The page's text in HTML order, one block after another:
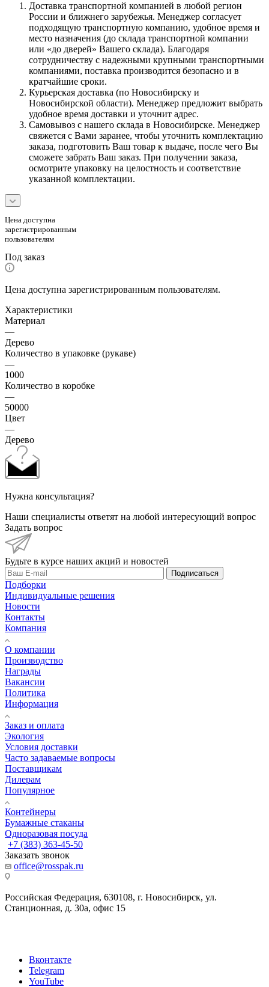
Доставка транспортной компанией в любой регион
России и ближнего зарубежья. Менеджер согласует
подходящую транспортную компанию, удобное время и
место назначения (до склада транспортной компании
или «до дверей» Вашего склада). Благодаря
сотрудничеству с надежными крупными транспортными
компаниями, поставка производится безопасно и в
кратчайшие сроки.
Курьерская доставка (по Новосибирску и
Новосибирской области). Менеджер предложит выбрать
удобное время доставки и уточнит адрес.
Самовывоз с нашего склада в Новосибирске. Менеджер
свяжется с Вами заранее, чтобы уточнить комплектацию
заказа, подготовить Ваш товар к выдаче, после чего Вы
сможете забрать Ваш заказ. При получении заказа,
осмотрите упаковку на целостность и соответствие
указанной комплектации.
Цена доступна
зарегистрированным
пользователям
Под заказ
Цена доступна зарегистрированным пользователям.
Характеристики
Материал
—
Дерево
Количество в упаковке (рукаве)
—
1000
Количество в коробке
—
50000
Цвет
—
Дерево
Нужна консультация?
Наши специалисты ответят на любой интересующий вопрос
Задать вопрос
Будьте в курсе наших акций и новостей
Подписаться
Подборки
Индивидуальные решения
Новости
Контакты
Компания
О компании
Производство
Награды
Вакансии
Политика
Информация
Заказ и оплата
Экология
Условия доставки
Часто задаваемые вопросы
Поставщикам
Дилерам
Популярное
Контейнеры
Бумажные стаканы
Одноразовая посуда
+7 (383) 363-45-50
Заказать звонок
office@rosspak.ru
Российская Федерация, 630108, г. Новосибирск, ул.
Станционная, д. 30а, офис 15
Вконтакте
Telegram
YouTube